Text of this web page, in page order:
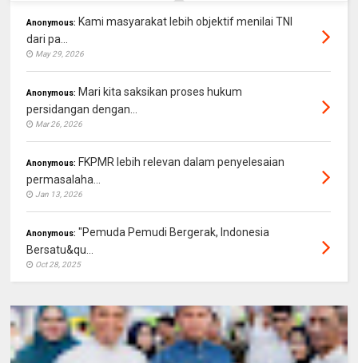
Anonymous: Kami masyarakat lebih objektif menilai TNI
dari pa...
May 29, 2026
Anonymous: Mari kita saksikan proses hukum
persidangan dengan...
Mar 26, 2026
Anonymous: FKPMR lebih relevan dalam penyelesaian
permasalaha...
Jan 13, 2026
Anonymous: "Pemuda Pemudi Bergerak, Indonesia
Bersatu&qu...
Oct 28, 2025